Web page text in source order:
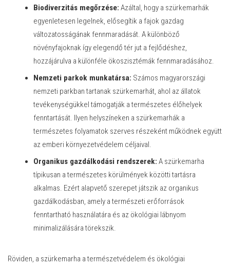
Biodiverzitás megőrzése: Azáltal, hogy a szürkemarhák
egyenletesen legelnek, elősegítik a fajok gazdag
változatosságának fennmaradását. A különböző
növényfajoknak így elegendő tér jut a fejlődéshez,
hozzájárulva a különféle ökoszisztémák fennmaradásához.
Nemzeti parkok munkatársa: Számos magyarországi
nemzeti parkban tartanak szürkemarhát, ahol az állatok
tevékenységükkel támogatják a természetes élőhelyek
fenntartását. Ilyen helyszíneken a szürkemarhák a
természetes folyamatok szerves részeként működnek együtt
az emberi környezetvédelem céljaival.
Organikus gazdálkodási rendszerek: A szürkemarha
típikusan a természetes körülmények közötti tartásra
alkalmas. Ezért alapvető szerepet játszik az organikus
gazdálkodásban, amely a természeti erőforrások
fenntartható használatára és az ökológiai lábnyom
minimalizálására törekszik.
Röviden, a szürkemarha a természetvédelem és ökológiai